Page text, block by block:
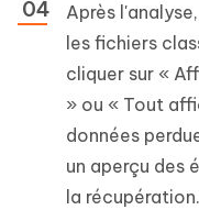
Après
les fichiers
cliquer sur «
» ou « Tout
données
un aperçu des
la